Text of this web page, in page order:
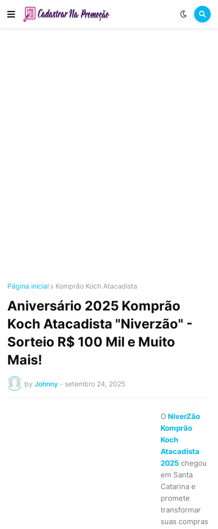
Página inicial Komprão Koch Atacadista
Aniversário 2025 Komprão
Koch Atacadista "Niverzão" -
Sorteio R$ 100 Mil e Muito
Mais!
by Johnny - setembro 24, 2025
O NiverZão
Komprão
Koch
Atacadista
2025 chegou
em Santa
Catarina e
promete
transformar
suas compras